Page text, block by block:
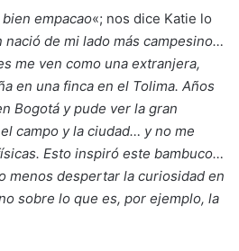
empacao«; nos dice Katie lo
nació de mi lado más campesino…
me ven como una extranjera,
en una finca en el Tolima. Años
Bogotá y pude ver la gran
campo y la ciudad… y no me
Esto inspiró este bambuco…
menos despertar la curiosidad en
sobre lo que es, por ejemplo, la